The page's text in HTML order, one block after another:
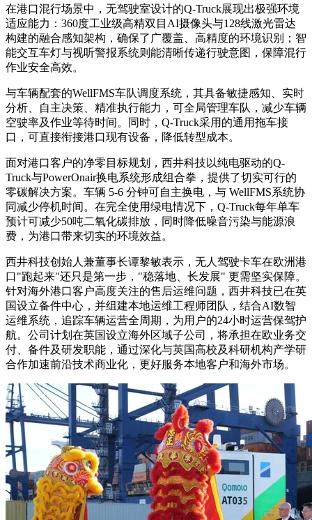
在港口混行场景中，无驾驶室设计的Q-Truck展现出极强环境
适应能力：360度工业级高精双目AI摄像头与128线激光雷达
构建的融合感知架构，确保了广覆盖、高精度的环境识别；智
能交互车灯与视听警报系统则能清晰传递行驶意图，保障混行
作业安全高效。
与车辆配套的WellFMS车队调度系统，其具备敏捷感知、实时
分析、自主决策、精准执行能力，可全局管理车队，减少车辆
空驶率及作业等待时间。同时，Q-Truck采用的通用拖车接
口，可直接衔接港口现有设备，降低转型成本。
面对港口客户的净零目标规划，西井科技以纯电驱动的Q-
Truck与PowerOnair换电系统形成组合拳，提供了切实可行的
零碳解决方案。车辆 5-6 分钟可自主换电，与 WellFMS系统协
同减少停机时间。在完全使用绿电情况下，Q-Truck每年单车
预计可减少50吨二氧化碳排放，同时降低噪音污染与能源浪
费，为港口带来切实的环境效益。
西井科技创始人兼董事长谭黎敏表示，无人驾驶卡车在欧洲港
口"跑起来"还只是第一步，"稳落地、长发展" 更需坚实保障。
针对海外港口客户高度关注的售后运维问题，西井科技已在英
国设立备件中心，并组建本地运维工程师团队，结合AI数智
运维系统，追踪车辆运营全周期，为用户的24小时运营保驾护
航。公司计划在英国设立海外区域子公司，将承担在欧业务交
付、备件及研发职能，通过深化与英国高校及科研机构产学研
合作加速前沿技术商业化，更好服务本地客户和海外市场。